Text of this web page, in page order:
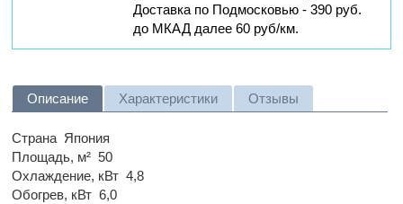
Доставка по Подмосковью - 390 руб.
до МКАД далее 60 руб/км.
Описание Характеристики Отзывы
Страна Япония
Площадь, м² 50
Охлаждение, кВт 4,8
Обогрев, кВт 6,0